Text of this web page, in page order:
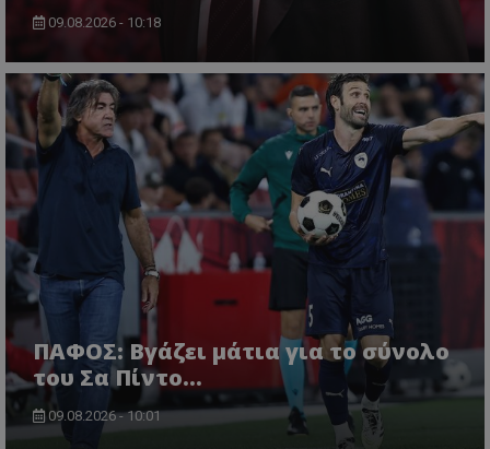
09.08.2026 - 10:18
ΠΑΦΟΣ: Βγάζει μάτια για το σύνολο
του Σα Πίντο...
09.08.2026 - 10:01